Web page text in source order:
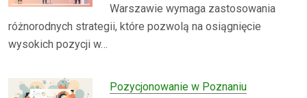
Warszawie wymaga zastosowania
różnorodnych strategii, które pozwolą na osiągnięcie
wysokich pozycji w…
Pozycjonowanie w Poznaniu